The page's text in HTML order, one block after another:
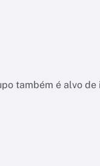
também é alvo